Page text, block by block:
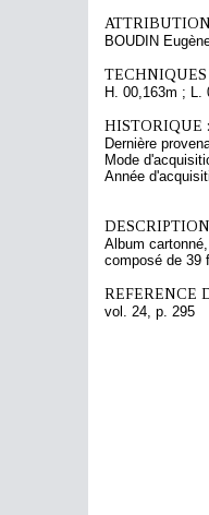
BOUDIN
TECHNIQUES
H. 00,163m ; L.
HISTORIQUE :
Dernière
Mode
Année
Album
composé de 39
REFERENCE
vol. 24, p. 295